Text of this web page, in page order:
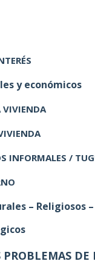
y económicos
VIVIENDA
INFORMALES /
– Religiosos
PROBLEMAS